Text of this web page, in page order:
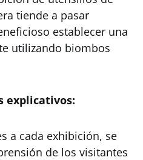
tiende a pasar
establecer una
utilizando biombos
explicativos:
a cada exhibición, se
de los visitantes